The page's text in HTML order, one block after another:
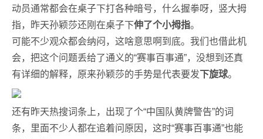
动员通常都会在桌子下打各种暗号，什么握拳呀，竖大拇
指，昨天孙颖莎还刚在桌子下伸了个小拇指。
可能不少观众都会纳闷，这啥意思啊到底。我们也借此机
会，把这个问题丢给了通义的“赛事百事通”，没想到还真
有详细的解释，原来孙颖莎的手势是代表要发下旋球。
还有昨天热搜词条上，出现了个“中国队黄牌警告”的词
条，里面不少人都在追着问原因，这时“赛事百事通”也能